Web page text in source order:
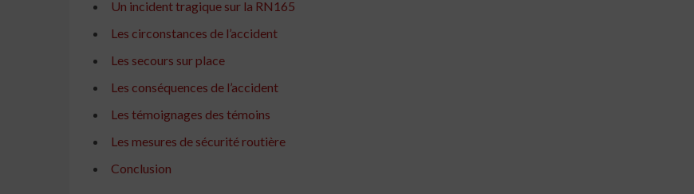
Un incident tragique sur la RN165
Les circonstances de l’accident
Les secours sur place
Les conséquences de l’accident
Les témoignages des témoins
Les mesures de sécurité routière
Conclusion